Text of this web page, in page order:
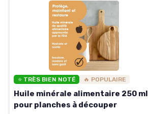
⭐ TRÈS BIEN NOTÉ 🔥 POPULAIRE
Huile minérale alimentaire 250 ml
pour planches à découper